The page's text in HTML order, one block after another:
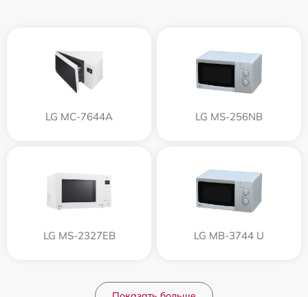
LG MC-7644A LG MS-256NB
LG MS-2327EB LG MB-3744 U